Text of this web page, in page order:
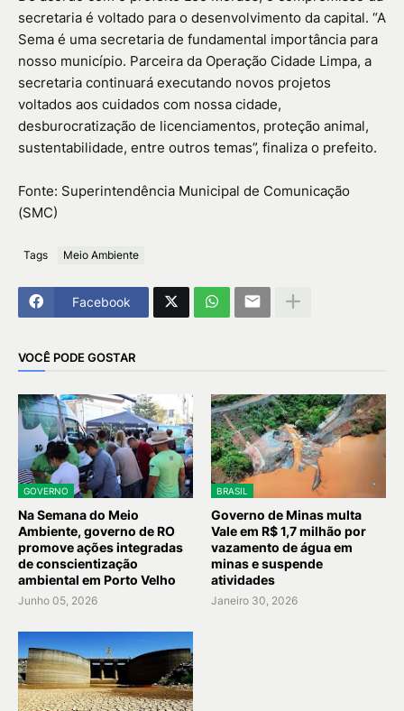
secretaria é voltado para o desenvolvimento da capital. “A
Sema é uma secretaria de fundamental importância para
nosso município. Parceira da Operação Cidade Limpa, a
secretaria continuará executando novos projetos
voltados aos cuidados com nossa cidade,
desburocratização de licenciamentos, proteção animal,
sustentabilidade, entre outros temas”, finaliza o prefeito.
Fonte: Superintendência Municipal de Comunicação
(SMC)
Tags Meio Ambiente
Facebook
VOCÊ PODE GOSTAR
GOVERNO
Na Semana do Meio
Ambiente, governo de RO
promove ações integradas
de conscientização
ambiental em Porto Velho
Junho 05, 2026
BRASIL
Governo de Minas multa
Vale em R$ 1,7 milhão por
vazamento de água em
minas e suspende
atividades
Janeiro 30, 2026